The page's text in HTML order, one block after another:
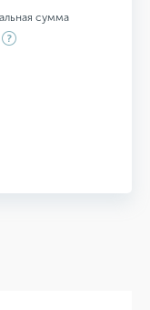
сумма